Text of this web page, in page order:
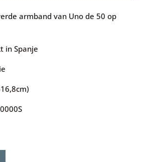
armband van Uno de 50 op
in Spanje